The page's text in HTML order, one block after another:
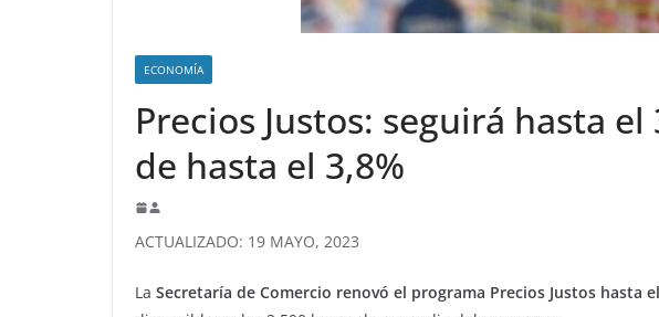
ECONOMÍA
Precios Justos: seguirá hasta
de hasta el 3,8%
ACTUALIZADO: 19 MAYO, 2023
La Secretaría de Comercio renovó el programa Precios Justos hasta